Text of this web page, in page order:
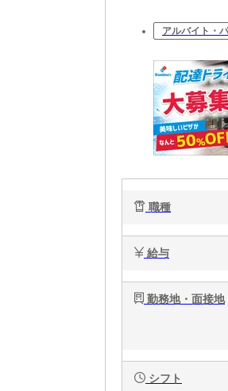
アルバイト・
職種
給与
勤務地・面接地
シフト